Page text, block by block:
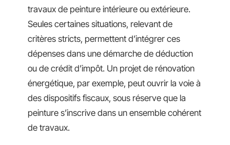
travaux de peinture intérieure ou extérieure.
Seules certaines situations, relevant de
critères stricts, permettent d’intégrer ces
dépenses dans une démarche de déduction
ou de crédit d’impôt. Un projet de rénovation
énergétique, par exemple, peut ouvrir la voie à
des dispositifs fiscaux, sous réserve que la
peinture s’inscrive dans un ensemble cohérent
de travaux.